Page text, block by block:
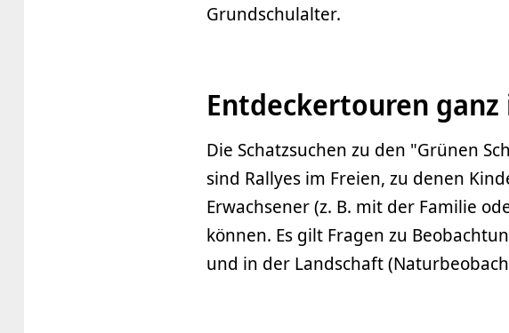
Grundschulalter.
Entdeckertouren ganz
Die Schatzsuchen zu den "Grünen
sind Rallyes im Freien, zu denen
Erwachsener (z. B. mit der Familie
können. Es gilt Fragen zu
und in der Landschaft